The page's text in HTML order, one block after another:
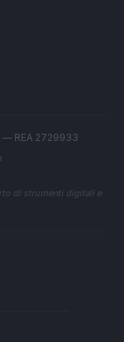
— REA 2729933
di strumenti digitali e